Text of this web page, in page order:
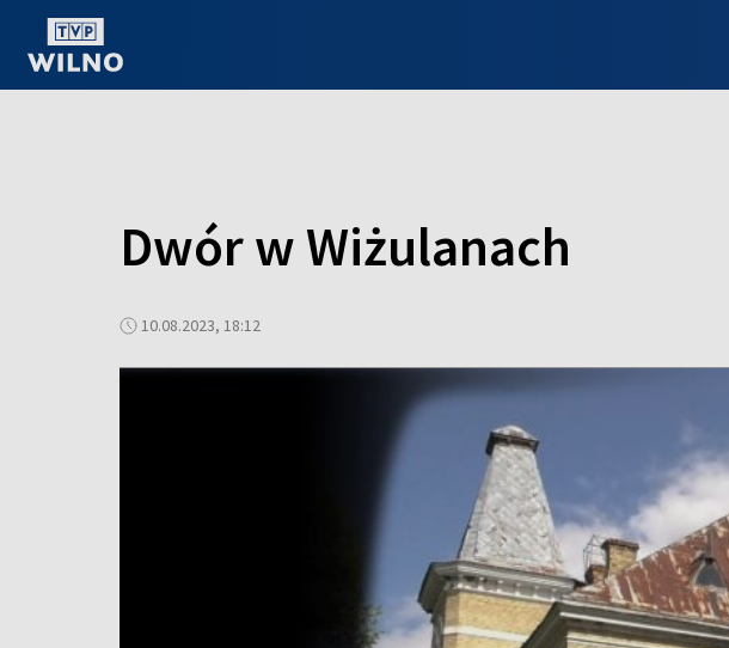
Dwór w Wiżulanach
10.08.2023, 18:12